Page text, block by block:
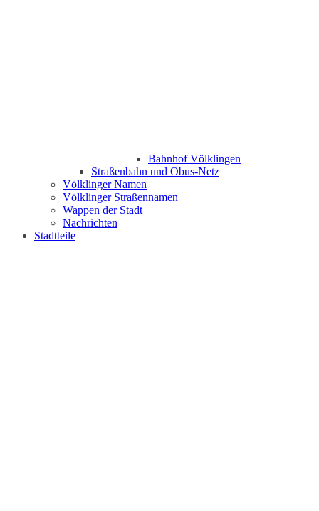
Bahnhof Völklingen
Straßenbahn und Obus-Netz
Völklinger Namen
Völklinger Straßennamen
Wappen der Stadt
Nachrichten
Stadtteile